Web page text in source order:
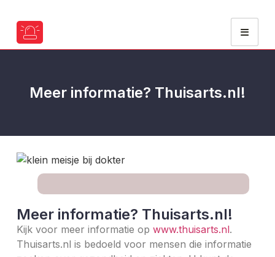
Meer informatie? Thuisarts.nl!
Meer informatie? Thuisarts.nl!
Kijk voor meer informatie op www.thuisarts.nl.
Thuisarts.nl is bedoeld voor mensen die informatie